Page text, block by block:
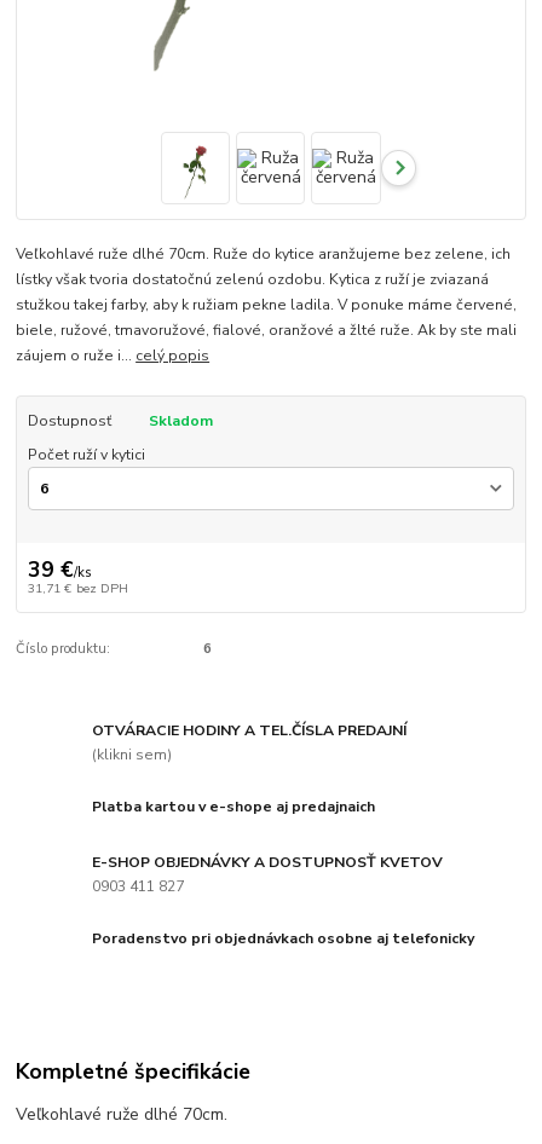
Veľkohlavé ruže dlhé 70cm. Ruže do kytice aranžujeme bez zelene, ich
lístky však tvoria dostatočnú zelenú ozdobu. Kytica z ruží je zviazaná
stužkou takej farby, aby k ružiam pekne ladila. V ponuke máme červené,
biele, ružové, tmavoružové, fialové, oranžové a žlté ruže. Ak by ste mali
záujem o ruže i... celý popis
Dostupnosť
Skladom
Počet ruží v kytici
39 €/ks
31,71 € bez DPH
Číslo produktu: 6
OTVÁRACIE HODINY A TEL.ČÍSLA PREDAJNÍ
(klikni sem)
Platba kartou v e-shope aj predajnaich
E-SHOP OBJEDNÁVKY A DOSTUPNOSŤ KVETOV
0903 411 827
Poradenstvo pri objednávkach osobne aj telefonicky
Kompletné špecifikácie
Veľkohlavé ruže dlhé 70cm.